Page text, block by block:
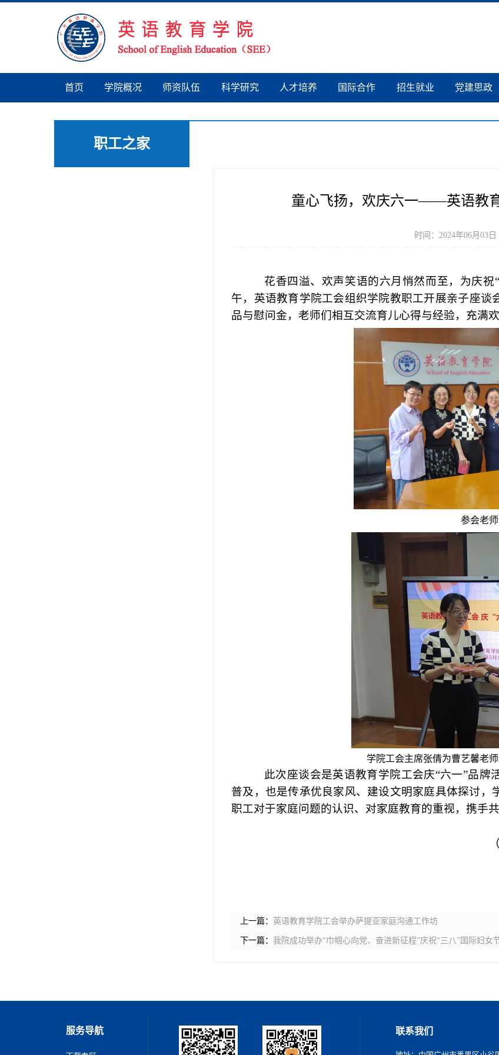
首页 学院概况 师资队伍 科学研究 人才培养 国际合作 招生就业 党建思政
职工之家
童心飞扬，欢庆六一——英语教
时间：2024年06月03日
花香四溢、欢声笑语的六月悄然而至，为庆祝
午，英语教育学院工会组织学院教职工开展亲子座谈
品与慰问金，老师们相互交流育儿心得与经验，充满
参会老
学院工会主席张倩为曹艺馨老
此次座谈会是英语教育学院工会庆“六一”品牌
普及，也是传承优良家风、建设文明家庭具体探讨，
职工对于家庭问题的认识、对家庭教育的重视，携手共
上一篇： 英语教育学院工会举办萨提亚家庭沟通工作坊
下一篇： 我院成功举办“巾帼心向党、奋进新征程”庆祝“三八”国际妇女
服务导航 联系我们